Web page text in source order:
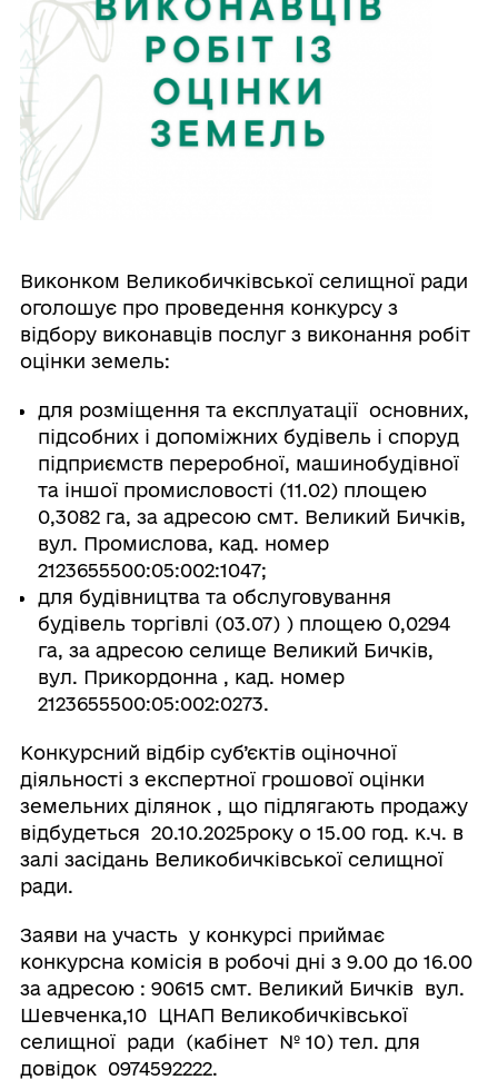
Виконком Великобичківської селищної ради
оголошує про проведення конкурсу з
відбору виконавців послуг з виконання робіт
оцінки земель:
для розміщення та експлуатації основних,
підсобних і допоміжних будівель і споруд
підприємств переробної, машинобудівної
та іншої промисловості (11.02) площею
0,3082 га, за адресою смт. Великий Бичків,
вул. Промислова, кад. номер
2123655500:05:002:1047;
для будівництва та обслуговування
будівель торгівлі (03.07) ) площею 0,0294
га, за адресою селище Великий Бичків,
вул. Прикордонна , кад. номер
2123655500:05:002:0273.
Конкурсний відбір суб’єктів оціночної
діяльності з експертної грошової оцінки
земельних ділянок , що підлягають продажу
відбудеться 20.10.2025року о 15.00 год. к.ч. в
залі засідань Великобичківської селищної
ради.
Заяви на участь у конкурсі приймає
конкурсна комісія в робочі дні з 9.00 до 16.00
за адресою : 90615 смт. Великий Бичків вул.
Шевченка,10 ЦНАП Великобичківської
селищної ради (кабінет № 10) тел. для
довідок 0974592222.